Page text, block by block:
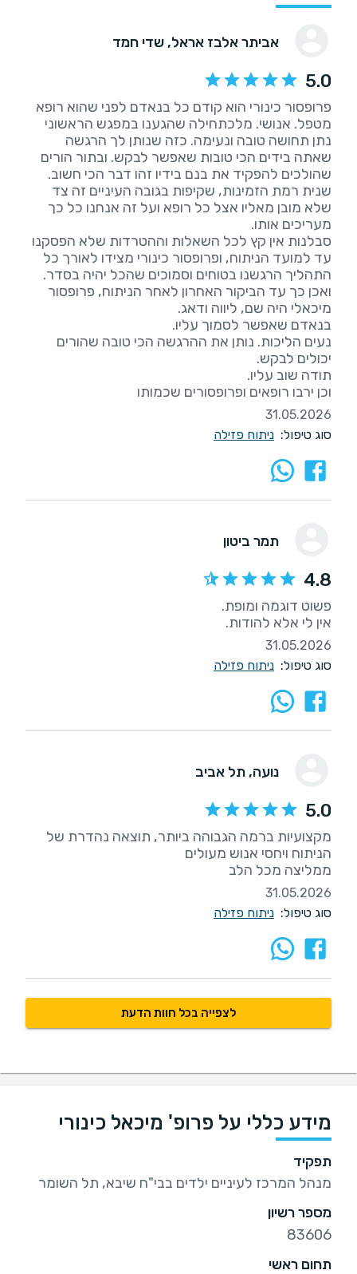
אביתר אלבז אראל, שדי חמד
5.0
פרופסור כינורי הוא קודם כל בנאדם לפני שהוא רופא
מטפל. אנושי. מלכתחילה שהגענו במפגש הראשוני
נתן תחושה טובה ונעימה. כזה שנותן לך הרגשה
שאתה בידים הכי טובות שאפשר לבקש. ובתור הורים
שנית רמת הזמינות, שקיפות בגובה העיניים זה צד
שלא מובן מאליו אצל כל רופא ועל זה אנחנו כל כך
סבלנות אין קץ לכל השאלות וההטרדות שלא הפסקנו
עד למועד הניתוח, ופרופסור כינורי מצידו לאורך כל
ואכן כך עד הביקור האחרון לאחר הניתוח, פרופסור
נעים הליכות. נותן את ההרגשה הכי טובה שהורים
וכן ירבו רופאים ופרופסורים שכמותו
31.05.2026
סוג טיפול: ניתוח פזילה
תמר ביטון
4.8
אין לי אלא להודות.
31.05.2026
סוג טיפול: ניתוח פזילה
נועה, תל אביב
5.0
מקצועיות ברמה הגבוהה ביותר, תוצאה נהדרת של
ממליצה מכל הלב
31.05.2026
סוג טיפול: ניתוח פזילה
לצפייה בכל חוות הדעת
מידע כללי על פרופ' מיכאל כינורי
תפקיד
מנהל המרכז לעיניים ילדים בבי"ח שיבא, תל השומר
מספר רשיון
83606
תחום ראשי